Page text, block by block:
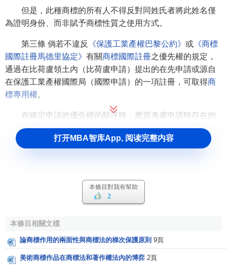
但是，此種商標的所有人不得反對同姓氏者將此姓名僅
為證明身份、而非賦予商標性質之使用方式。
第三條 倘若不違反 《保護工業產權巴黎公約》 或 《商標
國際註冊馬德里協定》 有關商標國際註冊之優先權的規定，
通過在比荷盧領土內（比荷盧申請）提出的在先申請或源自
在保護工業產權國際局（國際申請）的一項註冊，可取得商
標專用權。
在確定申請的優先權的順序時，應當考慮申請時存在的
訴訟時主張的下列商標權利：
（一）在類似商品或服務上申請的近似個別商標。
第四條 在第十四條規定的範圍內，下列註冊申請不能取
（一）申請註冊的商標違反比荷盧聯盟任何一成員國的
社會道德或公共秩序，或依巴黎公約第六條之三應駁回或撤
銷的，不論該商標是否已使用。
打开MBA智库App, 阅读完整内容
本條目對我有幫助
2
本條目相關文檔
論商標作用的兩面性與商標法的梯次保護原則 9頁
美術商標作品在商標法和著作權法內的博弈 2頁